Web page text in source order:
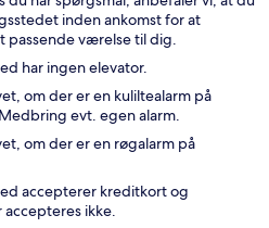
inden ankomst for at
passende værelse til dig.
har ingen elevator.
om der er en kuliltealarm på
evt. egen alarm.
om der er en røgalarm på
accepterer kreditkort og
ikke.